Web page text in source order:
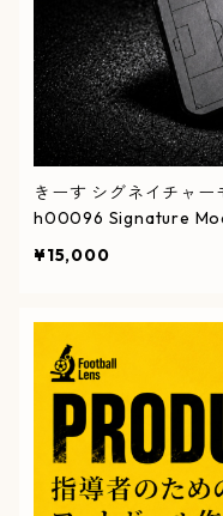
きーす シグネイチャ
h00096 Signature
¥15,000